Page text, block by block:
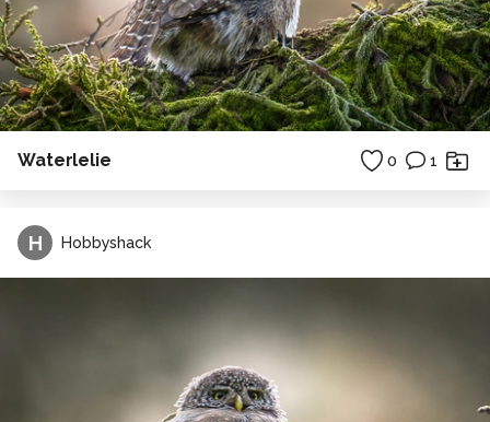
Waterlelie 0 1
H Hobbyshack